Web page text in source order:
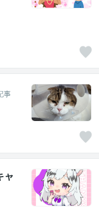
事
ャ